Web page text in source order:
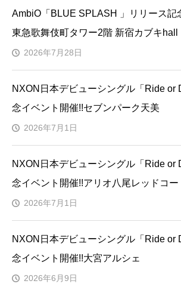
AmbiO「BLUE SPLASH 」リリース記
東急歌舞伎町タワー2階 新宿カブキhall
2026年7月28日
NXON日本デビューシングル「Ride or
念イベント開催!!セブンパーク天美
2026年7月1日
NXON日本デビューシングル「Ride or
念イベント開催!!アリオ八尾レッドコー
2026年7月1日
NXON日本デビューシングル「Ride or
念イベント開催!!大宮アルシェ
2026年6月9日